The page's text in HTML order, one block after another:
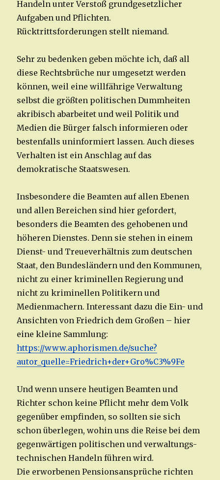
Handeln unter Verstoß grundgesetzlicher
Aufgaben und Pflichten.
Rücktrittsforderungen stellt niemand.
Sehr zu bedenken geben möchte ich, daß all
diese Rechtsbrüche nur umgesetzt werden
können, weil eine willfährige Verwaltung
selbst die größten politischen Dummheiten
akribisch abarbeitet und weil Politik und
Medien die Bürger falsch informieren oder
bestenfalls uninformiert lassen. Auch dieses
Verhalten ist ein Anschlag auf das
demokratische Staatswesen.
Insbesondere die Beamten auf allen Ebenen
und allen Bereichen sind hier gefordert,
besonders die Beamten des gehobenen und
höheren Dienstes. Denn sie stehen in einem
Dienst- und Treueverhältnis zum deutschen
Staat, den Bundesländern und den Kommunen,
nicht zu einer kriminellen Regierung und
nicht zu kriminellen Politikern und
Medienmachern. Interessant dazu die Ein- und
Ansichten von Friedrich dem Großen – hier
eine kleine Sammlung:
https://www.aphorismen.de/suche?
autor_quelle=Friedrich+der+Gro%C3%9Fe
Und wenn unsere heutigen Beamten und
Richter schon keine Pflicht mehr dem Volk
gegenüber empfinden, so sollten sie sich
schon überlegen, wohin uns die Reise bei dem
gegenwärtigen politischen und verwaltungs-
technischen Handeln führen wird.
Die erworbenen Pensionsansprüche richten